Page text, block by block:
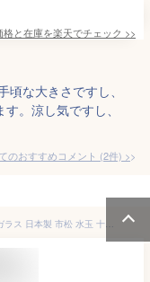
格と在庫を楽天でチェック >>
な大きさですし、
。涼し気ですし、
のおすすめコメント (2件) >
【廣田硝子 大正浪漫硝子】そば猪口廣田硝子 ガラス 日本製 市松 水玉 十草 波 つなぎ格子 敬老の日 ブライダル ギフト 父の日 母の日【楽ギフ_包装】